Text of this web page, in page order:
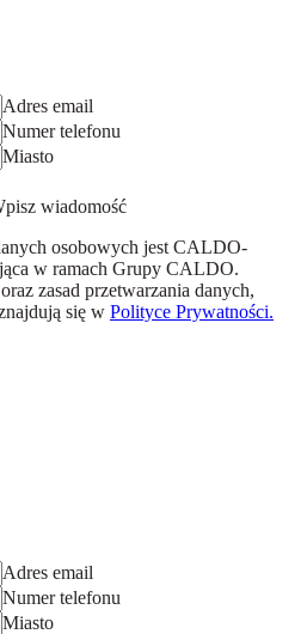
Adres email
Numer telefonu
Miasto
wiadomość
osobowych jest CALDO-
w ramach Grupy CALDO.
zasad przetwarzania danych,
się w Polityce Prywatności.
Adres email
Numer telefonu
Miasto